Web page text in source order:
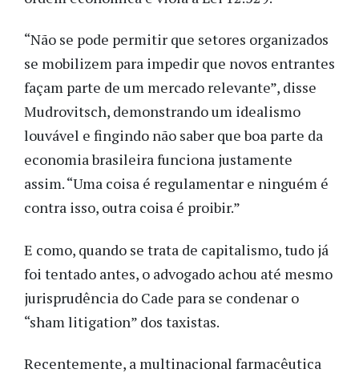
“Não se pode permitir que setores organizados
se mobilizem para impedir que novos entrantes
façam parte de um mercado relevante”, disse
Mudrovitsch, demonstrando um idealismo
louvável e fingindo não saber que boa parte da
economia brasileira funciona justamente
assim. “Uma coisa é regulamentar e ninguém é
contra isso, outra coisa é proibir.”
E como, quando se trata de capitalismo, tudo já
foi tentado antes, o advogado achou até mesmo
jurisprudência do Cade para se condenar o
“sham litigation” dos taxistas.
Recentemente, a multinacional farmacêutica